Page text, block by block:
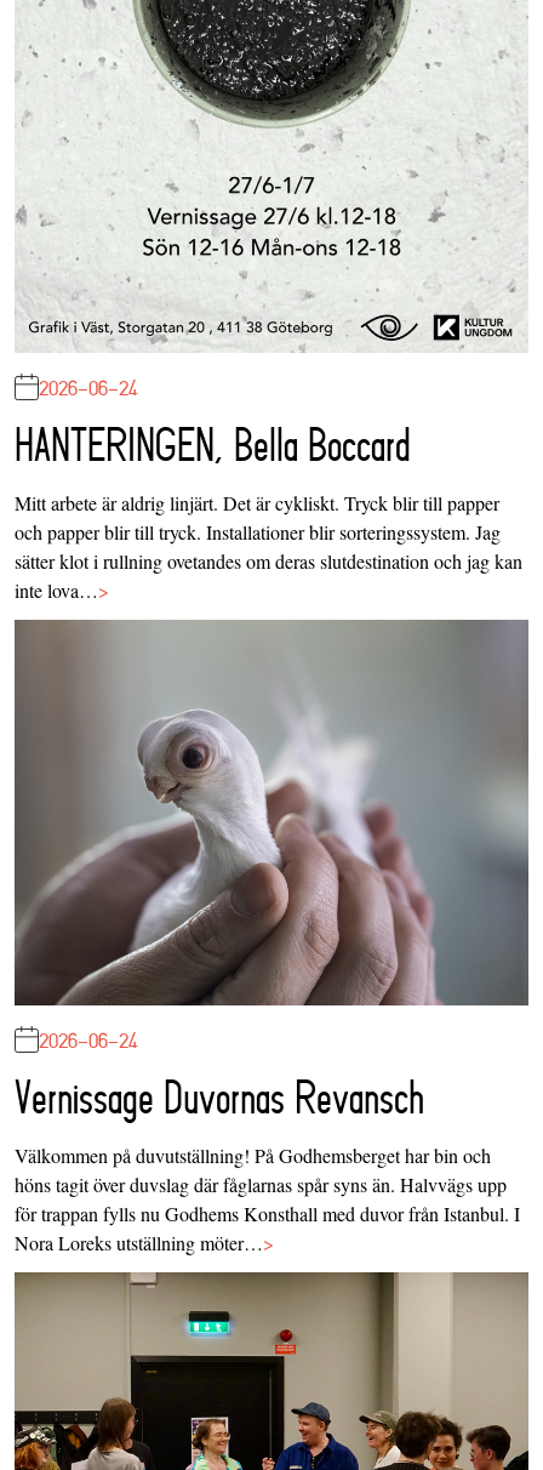
2026-06-24
HANTERINGEN, Bella Boccard
Mitt arbete är aldrig linjärt. Det är cykliskt. Tryck blir till papper
och papper blir till tryck. Installationer blir sorteringssystem. Jag
sätter klot i rullning ovetandes om deras slutdestination och jag kan
inte lova…>
2026-06-24
Vernissage Duvornas Revansch
Välkommen på duvutställning! På Godhemsberget har bin och
höns tagit över duvslag där fåglarnas spår syns än. Halvvägs upp
för trappan fylls nu Godhems Konsthall med duvor från Istanbul. I
Nora Loreks utställning möter…>